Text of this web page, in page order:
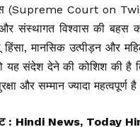
(Supreme Court on
संस्थागत विश्वास की बहस
हिंसा, मानसिक उत्पीड़न और
यह संदेश देने की कोशिश की है
और सम्मान ज्यादा महत्वपूर्ण
: Hindi News, Today